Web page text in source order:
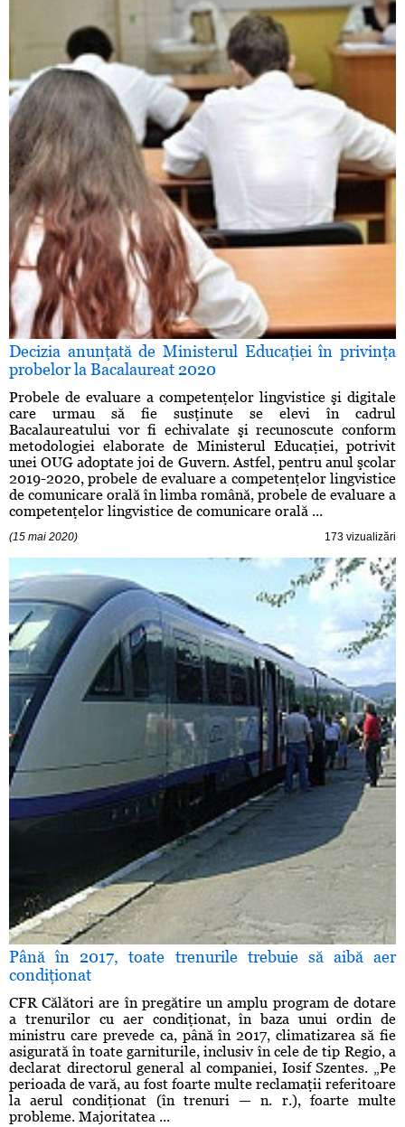
Decizia anunţată de Ministerul Educaţiei în privinţa
probelor la Bacalaureat 2020
Probele de evaluare a competenţelor lingvistice şi digitale
care urmau să fie susţinute se elevi în cadrul
Bacalaureatului vor fi echivalate şi recunoscute conform
metodologiei elaborate de Ministerul Educaţiei, potrivit
unei OUG adoptate joi de Guvern. Astfel, pentru anul şcolar
2019-2020, probele de evaluare a competenţelor lingvistice
de comunicare orală în limba română, probele de evaluare a
competenţelor lingvistice de comunicare orală ...
(15 mai 2020) 173 vizualizări
Până în 2017, toate trenurile trebuie să aibă aer
condiţionat
CFR Călători are în pregătire un amplu program de dotare
a trenurilor cu aer condiţionat, în baza unui ordin de
ministru care prevede ca, până în 2017, climatizarea să fie
asigurată în toate garniturile, inclusiv în cele de tip Regio, a
declarat directorul general al companiei, Iosif Szentes. „Pe
perioada de vară, au fost foarte multe reclamaţii referitoare
la aerul condiţionat (în trenuri — n. r.), foarte multe
probleme. Majoritatea ...